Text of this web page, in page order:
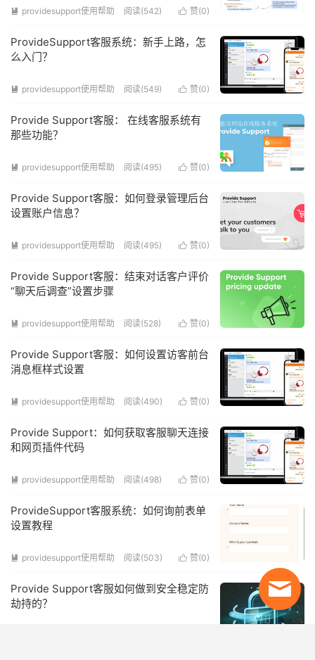
 赞(0)
 providesupport使用帮助 阅读(542)
ProvideSupport客服系统：新手上路，怎
么入门？
 赞(0)
 providesupport使用帮助 阅读(549)
Provide Support客服： 在线客服系统有
那些功能？
 赞(0)
 providesupport使用帮助 阅读(495)
Provide Support客服：如何登录管理后台
设置账户信息？
 赞(0)
 providesupport使用帮助 阅读(495)
Provide Support客服：结束对话客户评价
“聊天后调查”设置步骤
 赞(0)
 providesupport使用帮助 阅读(528)
Provide Support客服：如何设置访客前台
消息框样式设置
 赞(0)
 providesupport使用帮助 阅读(490)
Provide Support：如何获取客服聊天连接
和网页插件代码
 赞(0)
 providesupport使用帮助 阅读(498)
ProvideSupport客服系统：如何询前表单
设置教程
 赞(0)
 providesupport使用帮助 阅读(503)
Provide Support客服如何做到安全稳定防
劫持的？